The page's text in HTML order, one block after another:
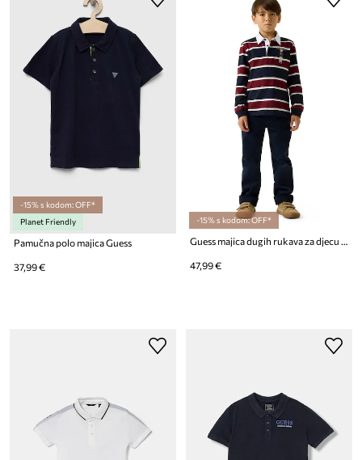
-15% s kodom: OFF*
Planet Friendly
Pamučna polo majica Guess
37,99 €
-15% s kodom: OFF*
Guess majica dugih rukava za djecu od pamuka
47,99 €